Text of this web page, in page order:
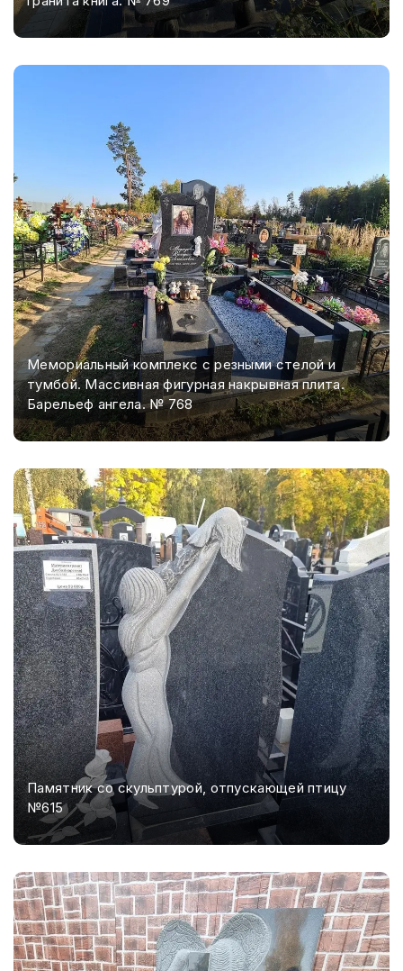
Мемориальный комплекс с резными стелой и
тумбой. Массивная фигурная накрывная плита.
Барельеф ангела. № 768
Памятник со скульптурой, отпускающей птицу
№615